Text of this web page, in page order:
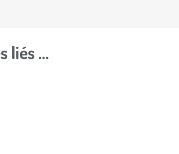
liés ...